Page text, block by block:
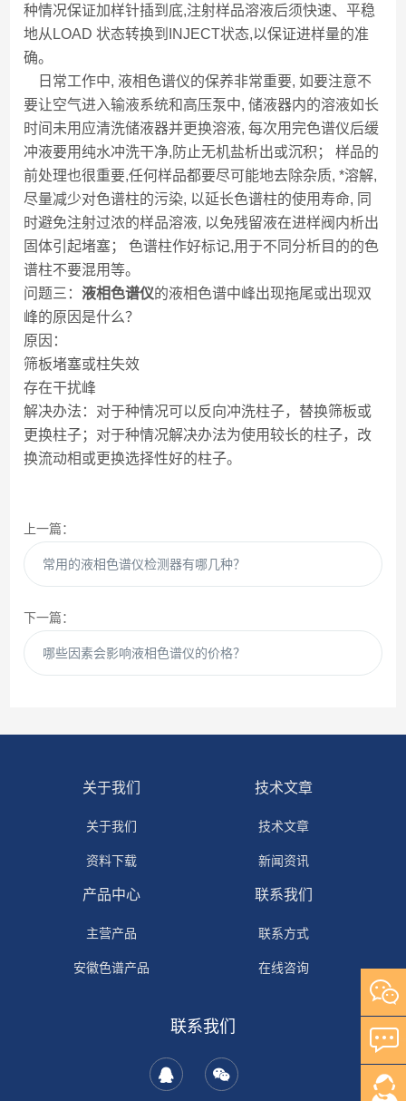
种情况保证加样针插到底,注射样品溶液后须快速、平稳
地从LOAD 状态转换到INJECT状态,以保证进样量的准
确。
日常工作中, 液相色谱仪的保养非常重要, 如要注意不
要让空气进入输液系统和高压泵中, 储液器内的溶液如长
时间未用应清洗储液器并更换溶液, 每次用完色谱仪后缓
冲液要用纯水冲洗干净,防止无机盐析出或沉积； 样品的
前处理也很重要,任何样品都要尽可能地去除杂质, *溶解,
尽量减少对色谱柱的污染, 以延长色谱柱的使用寿命, 同
时避免注射过浓的样品溶液, 以免残留液在进样阀内析出
固体引起堵塞； 色谱柱作好标记,用于不同分析目的的色
谱柱不要混用等。
问题三：液相色谱仪的液相色谱中峰出现拖尾或出现双
峰的原因是什么？
原因：
筛板堵塞或柱失效
存在干扰峰
解决办法：对于种情况可以反向冲洗柱子，替换筛板或
更换柱子；对于种情况解决办法为使用较长的柱子，改
换流动相或更换选择性好的柱子。
上一篇：
常用的液相色谱仪检测器有哪几种？
下一篇：
哪些因素会影响液相色谱仪的价格？
关于我们
关于我们
资料下载
技术文章
技术文章
新闻资讯
产品中心
主营产品
安徽色谱产品
联系我们
联系方式
在线咨询
联系我们